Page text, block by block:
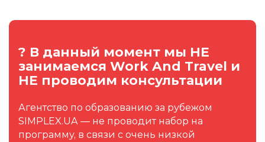
? В данный момент мы НЕ
занимаемся Work And Travel и
НЕ проводим консультации
Агентство по образованию за рубежом
SIMPLEX.UA — не проводит набор на
программу, в связи с очень низкой